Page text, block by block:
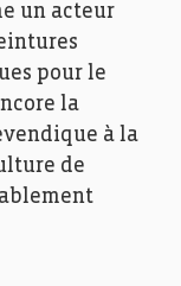
un acteur
pour le
la
à la
de